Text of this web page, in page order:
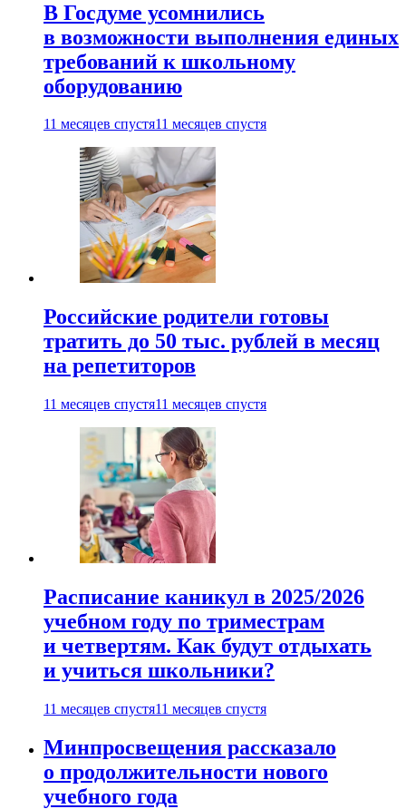
В Госдуме усомнились
в возможности выполнения единых
требований к школьному
оборудованию
11 месяцев спустя11 месяцев спустя
Российские родители готовы
тратить до 50 тыс. рублей в месяц
на репетиторов
11 месяцев спустя11 месяцев спустя
Расписание каникул в 2025/2026
учебном году по триместрам
и четвертям. Как будут отдыхать
и учиться школьники?
11 месяцев спустя11 месяцев спустя
Минпросвещения рассказало
о продолжительности нового
учебного года